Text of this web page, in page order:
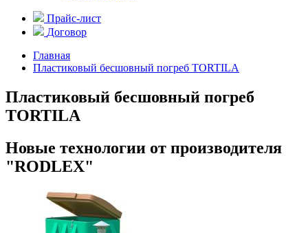
Прайс-лист
Договор
Главная
Пластиковый бесшовный погреб TORTILA
Пластиковый бесшовный погреб
TORTILA
Новые технологии от производителя
"RODLEX"